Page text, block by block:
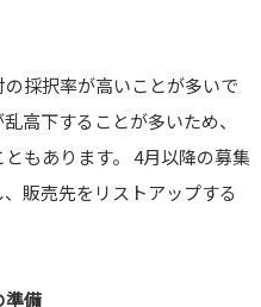
採択率が高いことが多いで
高下することが多いため、
もあります。 4月以降の募集
販売先をリストアップする
備